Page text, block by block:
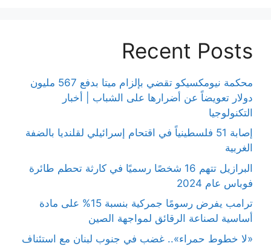
Recent Posts
محكمة نيومكسيكو تقضي بإلزام ميتا بدفع 567 مليون
دولار تعويضاً عن أضرارها على الشباب | أخبار
التكنولوجيا
إصابة 51 فلسطينياً في اقتحام إسرائيلي لقلنديا بالضفة
الغربية
البرازيل تتهم 16 شخصًا رسميًا في كارثة تحطم طائرة
فوباس عام 2024
ترامب يفرض رسومًا جمركية بنسبة 15% على مادة
أساسية لصناعة الرقائق لمواجهة الصين
«لا خطوط حمراء».. غضب في جنوب لبنان مع استئناف